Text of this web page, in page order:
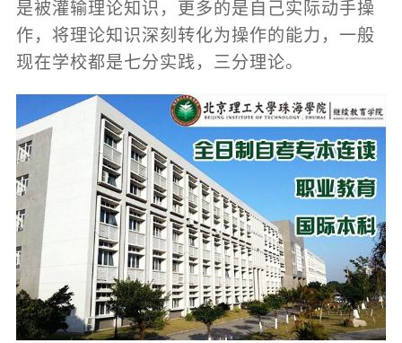
是被灌输理论知识，更多的是自己实际动手操
作，将理论知识深刻转化为操作的能力，一般
现在学校都是七分实践，三分理论。